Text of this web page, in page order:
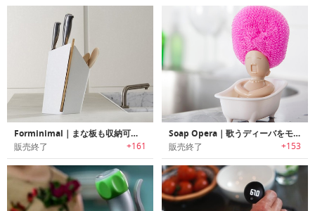
Forminimal｜まな板も収納可能なキッチンツールスタンド「フォーミニマル」
販売終了 +161
Soap Opera｜歌うディーバをモチーフにデザインされた食器洗い用スクラバーホルダー
販売終了 +153